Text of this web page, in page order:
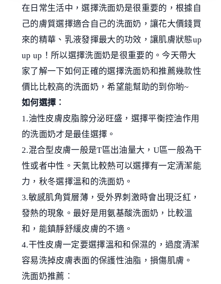
在日常生活中，選擇洗面奶是很重要的，根據自
己的膚質選擇適合自己的洗面奶，讓花大價錢買
來的精華、乳液發揮最大的功效，讓肌膚狀態up
up up！所以選擇洗面奶是很重要的。今天帶大
家了解一下如何正確的選擇洗面奶和推薦幾款性
價比比較高的洗面奶，希望能幫助的到你喲~
如何選擇︰
1.油性皮膚皮脂腺分泌旺盛，選擇平衡控油作用
的洗面奶才是最佳選擇。
2.混合型皮膚一般是T區出油量大，U區一般為干
性或者中性。天氣比較熱可以選擇有一定清潔能
力，秋冬選擇溫和的洗面奶。
3.敏感肌角質層薄，受外界刺激時會出現泛紅，
發熱的現象。最好是用氨基酸洗面奶，比較溫
和，能鎮靜舒緩皮膚的不適。
4.干性皮膚一定要選擇溫和和保濕的，過度清潔
容易洗掉皮膚表面的保護性油脂，損傷肌膚。
洗面奶推薦︰